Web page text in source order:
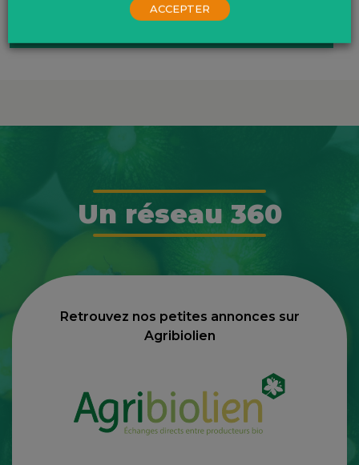
- 06 22 76 38 01
Un réseau 360
Retrouvez nos petites annonces sur
Agribiolien
ACCEPTER